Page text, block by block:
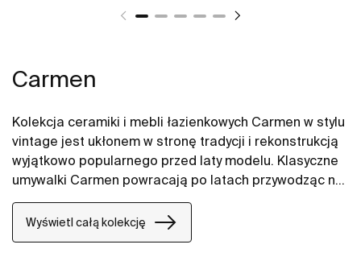
Carmen
Kolekcja ceramiki i mebli łazienkowych Carmen w stylu
vintage jest ukłonem w stronę tradycji i rekonstrukcją
wyjątkowo popularnego przed laty modelu. Klasyczne
umywalki Carmen powracają po latach przywodząc na
myśl klimat dawnych dni i rozrastając się w nową,
kompletną kolekcję, wyposażoną w
najnowocześniejsze rozwiązania takie jak
Wyświetl całą kolekcję